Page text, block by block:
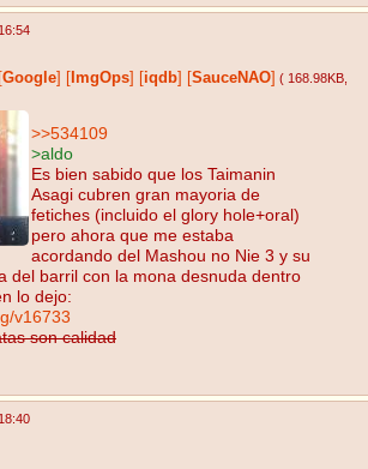
Google ImgOps iqdb SauceNAO ( 168.98KB
>>534109
>aldo
Es bien sabido que los Taimanin
Asagi cubren gran mayoria de
fetiches (incluido el glory hole+oral)
pero ahora que me estaba
acordando del Mashou no Nie 3 y su
del barril con la mona desnuda dentro
lo dejo:
v16733
son calidad